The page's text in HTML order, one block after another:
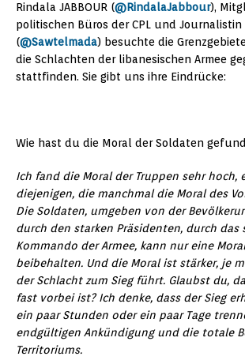
Rindala JABBOUR (@RindalaJabbour),
politischen Büros der CPL und Journalistin
(@Sawtelmada) besuchte die
die Schlachten der libanesischen Armee
stattfinden. Sie gibt uns ihre Eindrücke:
Wie hast du die Moral der Soldaten
Ich fand die Moral der Truppen sehr hoch,
diejenigen, die manchmal die Moral des
Die Soldaten, umgeben von der
durch den starken Präsidenten, durch das
Kommando der Armee, kann nur eine
beibehalten. Und die Moral ist stärker, je
der Schlacht zum Sieg führt. Glaubst du,
fast vorbei ist? Ich denke, dass der Sieg
ein paar Stunden oder ein paar Tage
endgültigen Ankündigung und die totale
Territoriums.